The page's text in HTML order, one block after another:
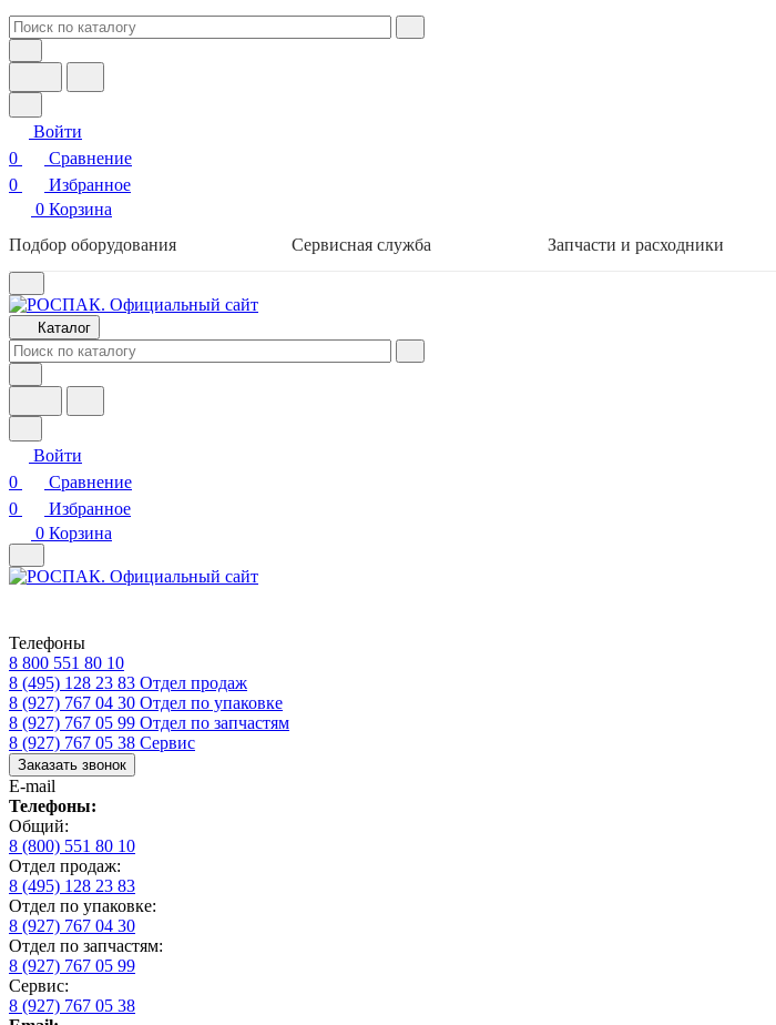
Войти
0
Сравнение
0
Избранное
0 Корзина
Подбор оборудования
Сервисная служба Запчасти и расходники
Каталог
Войти
0
Сравнение
0
Избранное
0 Корзина
Телефоны
8 800 551 80 10
8 (495) 128 23 83 Отдел продаж
8 (927) 767 04 30 Отдел по упаковке
8 (927) 767 05 99 Отдел по запчастям
8 (927) 767 05 38 Сервис
Заказать звонок
E-mail
Телефоны:
Общий:
8 (800) 551 80 10
Отдел продаж:
8 (495) 128 23 83
Отдел по упаковке:
8 (927) 767 04 30
Отдел по запчастям:
8 (927) 767 05 99
Сервис:
8 (927) 767 05 38